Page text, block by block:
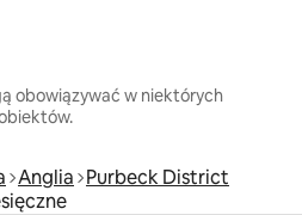
obowiązywać w niektórych
Anglia Purbeck District